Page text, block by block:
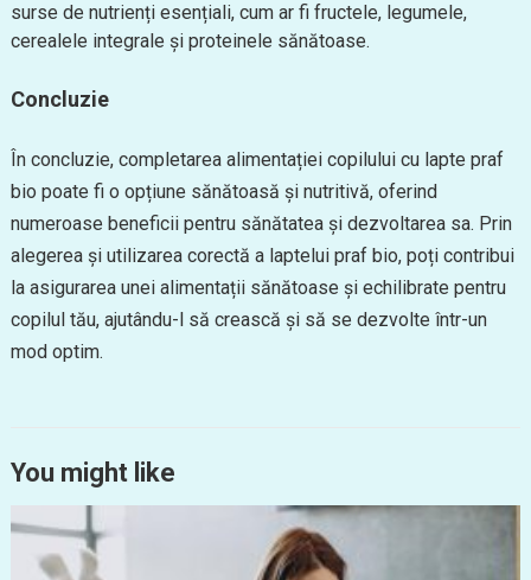
surse de nutrienți esențiali, cum ar fi fructele, legumele,
cerealele integrale și proteinele sănătoase.
Concluzie
În concluzie, completarea alimentației copilului cu lapte praf
bio poate fi o opțiune sănătoasă și nutritivă, oferind
numeroase beneficii pentru sănătatea și dezvoltarea sa. Prin
alegerea și utilizarea corectă a laptelui praf bio, poți contribui
la asigurarea unei alimentații sănătoase și echilibrate pentru
copilul tău, ajutându-l să crească și să se dezvolte într-un
mod optim.
You might like